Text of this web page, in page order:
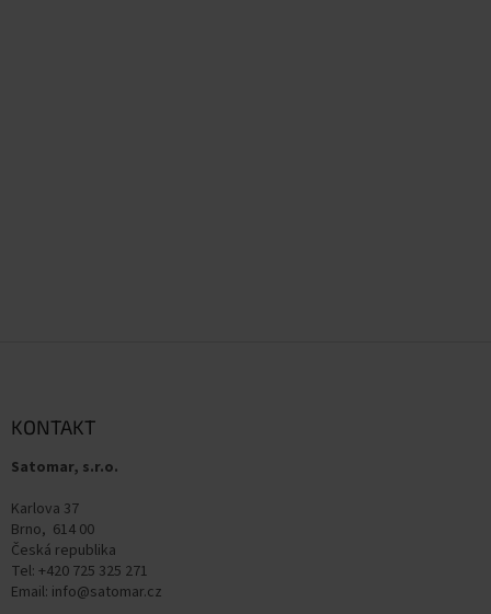
KONTAKT
Satomar, s.r.o.
Karlova 37
Brno, 614 00
Česká republika
Tel: +420 725 325 271
Email: info@satomar.cz